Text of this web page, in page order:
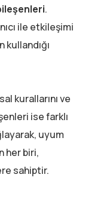
.
ile etkileşimi
kurallarını ve
ise farklı
uyum
her biri,
sahiptir.